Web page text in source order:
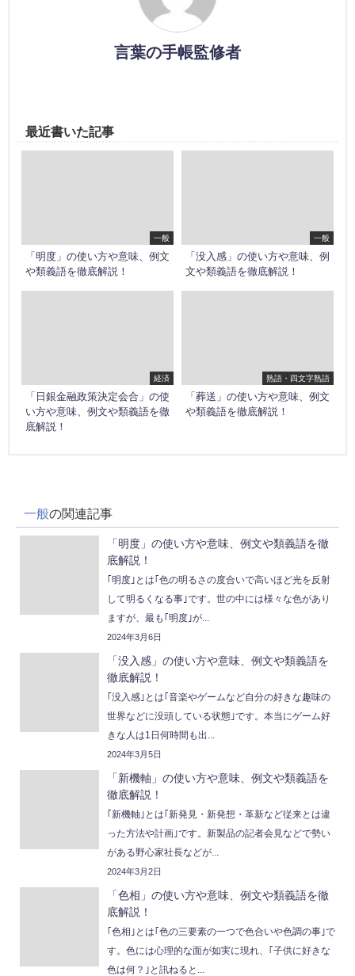
言葉の手帳監修者
最近書いた記事
一般
「明度」の使い方や意味、例文
や類義語を徹底解説！
一般
「没入感」の使い方や意味、例
文や類義語を徹底解説！
経済
「日銀金融政策決定会合」の使
い方や意味、例文や類義語を徹
底解説！
熟語・四文字熟語
「葬送」の使い方や意味、例文
や類義語を徹底解説！
一般の関連記事
「明度」の使い方や意味、例文や類義語を徹
底解説！
｢明度｣とは｢色の明るさの度合いで高いほど光を反射
して明るくなる事｣です。世の中には様々な色があり
ますが、最も｢明度｣が...
2024年3月6日
「没入感」の使い方や意味、例文や類義語を
徹底解説！
｢没入感｣とは｢音楽やゲームなど自分の好きな趣味の
世界などに没頭している状態｣です。本当にゲーム好
きな人は1日何時間も出...
2024年3月5日
「新機軸」の使い方や意味、例文や類義語を
徹底解説！
｢新機軸｣とは｢新発見・新発想・革新など従来とは違
った方法や計画｣です。新製品の記者会見などで勢い
がある野心家社長などが...
2024年3月2日
「色相」の使い方や意味、例文や類義語を徹
底解説！
｢色相｣とは｢色の三要素の一つで色合いや色調の事｣で
す。色には心理的な面が如実に現れ、｢子供に好きな
色は何？｣と訊ねると...